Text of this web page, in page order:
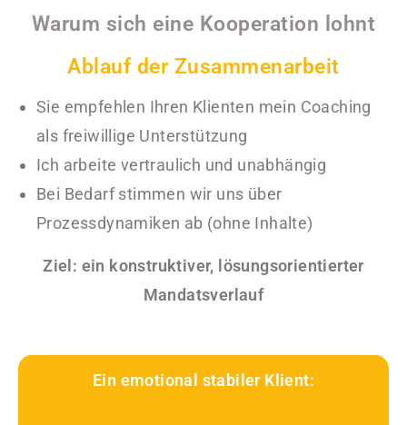
Warum sich eine Kooperation lohnt
Ablauf der Zusammenarbeit
Sie empfehlen Ihren Klienten mein Coaching
als freiwillige Unterstützung
Ich arbeite vertraulich und unabhängig
Bei Bedarf stimmen wir uns über
Prozessdynamiken ab (ohne Inhalte)
Ziel: ein konstruktiver, lösungsorientierter
Mandatsverlauf
Ein emotional stabiler Klient: